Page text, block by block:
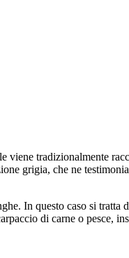
tradizionalmente
grigia, che ne
In questo caso si
di carne o pesce,